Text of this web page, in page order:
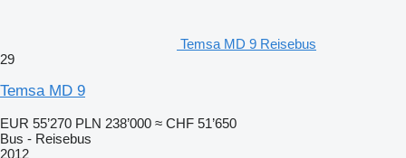
Temsa MD 9 Reisebus
29
Temsa MD 9
EUR 55’270 PLN 238’000 ≈ CHF 51’650
Bus - Reisebus
2012